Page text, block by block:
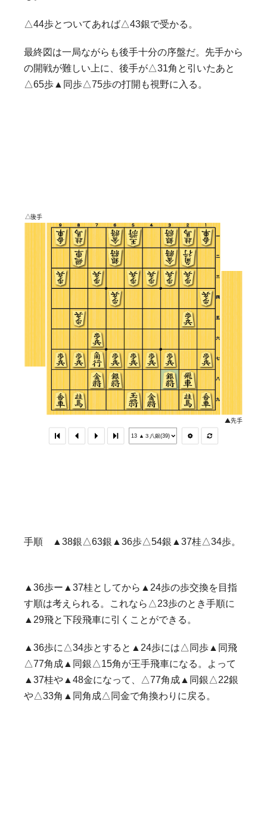
△44歩とついてあれば△43銀で受かる。
最終図は一局ながらも後手十分の序盤だ。先手から
の開戦が難しい上に、後手が△31角と引いたあと
△65歩▲同歩△75歩の打開も視野に入る。
手順 ▲38銀△63銀▲36歩△54銀▲37桂△34歩。
▲36歩ー▲37桂としてから▲24歩の歩交換を目指
す順は考えられる。これなら△23歩のとき手順に
▲29飛と下段飛車に引くことができる。
▲36歩に△34歩とすると▲24歩には△同歩▲同飛
△77角成▲同銀△15角が王手飛車になる。よって
▲37桂や▲48金になって、△77角成▲同銀△22銀
や△33角▲同角成△同金で角換わりに戻る。